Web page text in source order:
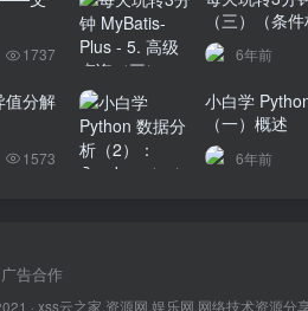
1737
（三）（条件
6年前
分解
1573
小白学
（一）概述
6年前
广告合作
· xss云之家,资源网,娱乐网,网络技术资源分